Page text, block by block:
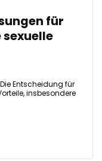
für
Entscheidung für
insbesondere